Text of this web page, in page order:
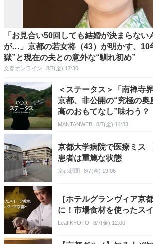
「お見合い50回しても結婚が決まらない
が…」京都の若女将（43）が明かす、10
獄”と現在の夫との意外な“馴れ初め”
文春オンライン 8/7(金) 17:30
＜ステータス＞「南禅寺
京都、非公開の“究極の
高のおもてなし”味わう
タリー
MANTANWEB 8/7(金) 14:33
京都大学病院で医療ミス
患者は重篤な状態
京都新聞 8/7(金) 19:06
［ホテルグランヴィア京
に！市場食材を使ったス
Leaf KYOTO 8/7(金) 12:00